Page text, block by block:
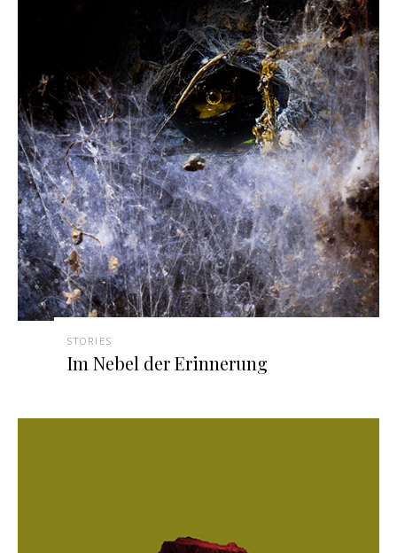
STORIES
Im Nebel der Erinnerung